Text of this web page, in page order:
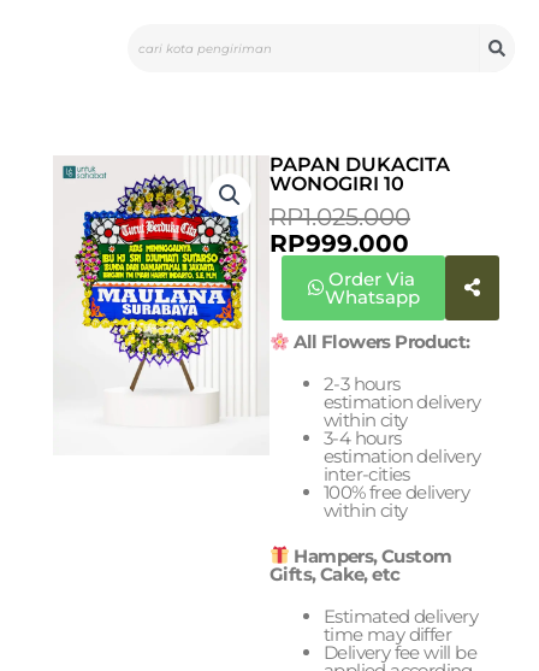
PAPAN DUKACITA
WONOGIRI 10
RP1.025.000
RP999.000
CURRENT
IS:
Order Via
Whatsapp
All Flowers Product:
2-3 hours
estimation delivery
within city
3-4 hours
estimation delivery
inter-cities
100% free delivery
within city
Hampers, Custom
Gifts, Cake, etc
Estimated delivery
time may differ
Delivery fee will be